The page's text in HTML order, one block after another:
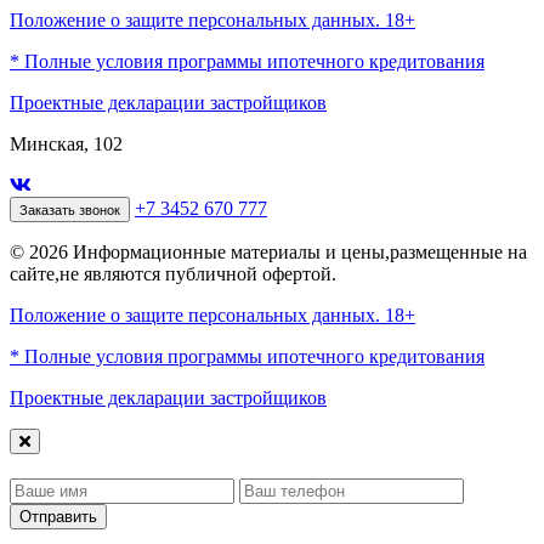
Положение о защите персональных данных. 18+
* Полные условия программы ипотечного кредитования
Проектные декларации застройщиков
Минская, 102
Заказать звонок +7 3452 670 777
© 2026 Информационные материалы и цены,размещенные на
сайте,не являются публичной офертой.
Положение о защите персональных данных. 18+
* Полные условия программы ипотечного кредитования
Проектные декларации застройщиков
Отправить